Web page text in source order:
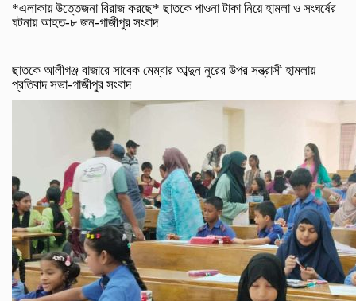
*এলাকায় উত্তেজনা বিরাজ করছে* ছাতকে পাওনা টাকা নিয়ে হামলা ও সংঘর্ষের
ঘটনায় আহত-৮ জন-গাজীপুর সংবাদ
ছাতকে আলীগঞ্জ বাজারে সাবেক মেম্বার আব্দুন নুরের উপর সন্ত্রাসী হামলায়
প্রতিবাদ সভা-গাজীপুর সংবাদ